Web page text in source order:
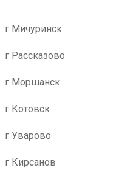
г Мичуринск
г Рассказово
г Моршанск
г Котовск
г Уварово
г Кирсанов